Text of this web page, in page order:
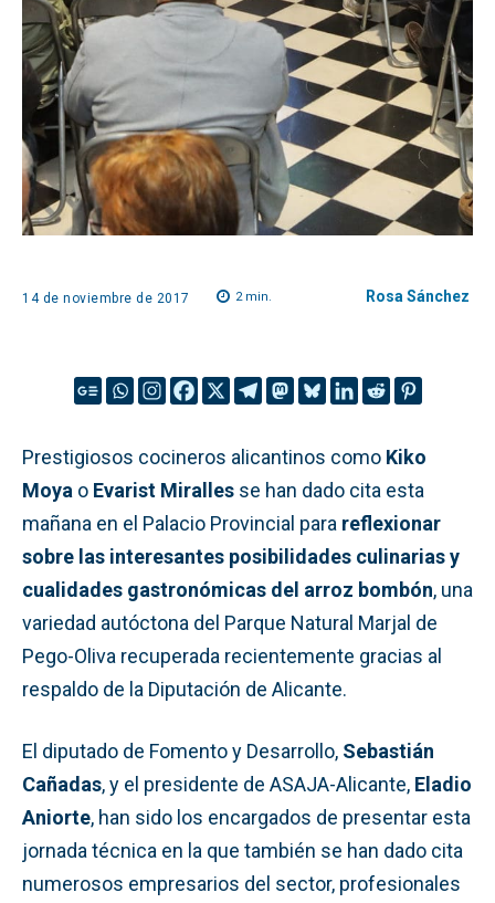
14 de noviembre de 2017 2min. Rosa Sánchez
Prestigiosos cocineros alicantinos como Kiko
Moya o Evarist Miralles se han dado cita esta
mañana en el Palacio Provincial para reflexionar
sobre las interesantes posibilidades culinarias y
cualidades gastronómicas del arroz bombón, una
variedad autóctona del Parque Natural Marjal de
Pego-Oliva recuperada recientemente gracias al
respaldo de la Diputación de Alicante.
El diputado de Fomento y Desarrollo, Sebastián
Cañadas, y el presidente de ASAJA-Alicante, Eladio
Aniorte, han sido los encargados de presentar esta
jornada técnica en la que también se han dado cita
numerosos empresarios del sector, profesionales